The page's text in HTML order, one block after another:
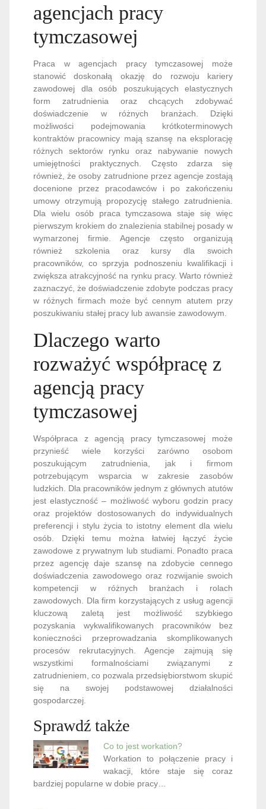
agencjach pracy
tymczasowej
Praca w agencjach pracy tymczasowej może
stanowić doskonałą okazję do rozwoju kariery
zawodowej dla osób poszukujących elastycznych
form zatrudnienia oraz chcących zdobywać
doświadczenie w różnych branżach. Dzięki
możliwości podejmowania krótkoterminowych
kontraktów pracownicy mają szansę na eksplorację
różnych sektorów rynku oraz nabywanie nowych
umiejętności praktycznych. Często zdarza się
również, że osoby zatrudnione przez agencje zostają
docenione przez pracodawców i po zakończeniu
umowy otrzymują propozycję stałego zatrudnienia.
Dla wielu osób praca tymczasowa staje się więc
pierwszym krokiem do znalezienia stabilnej posady w
wymarzonej firmie. Agencje często organizują
również szkolenia oraz kursy dla swoich
pracowników, co sprzyja podnoszeniu kwalifikacji i
zwiększa atrakcyjność na rynku pracy. Warto również
zaznaczyć, że doświadczenie zdobyte podczas pracy
w różnych firmach może być cennym atutem przy
poszukiwaniu stałej pracy lub awansie zawodowym.
Dlaczego warto
rozważyć współpracę z
agencją pracy
tymczasowej
Współpraca z agencją pracy tymczasowej może
przynieść wiele korzyści zarówno osobom
poszukującym zatrudnienia, jak i firmom
potrzebującym wsparcia w zakresie zasobów
ludzkich. Dla pracowników jednym z głównych atutów
jest elastyczność – możliwość wyboru godzin pracy
oraz projektów dostosowanych do indywidualnych
preferencji i stylu życia to istotny element dla wielu
osób. Dzięki temu można łatwiej łączyć życie
zawodowe z prywatnym lub studiami. Ponadto praca
przez agencję daje szansę na zdobycie cennego
doświadczenia zawodowego oraz rozwijanie swoich
kompetencji w różnych branżach i rolach
zawodowych. Dla firm korzystających z usług agencji
kluczową zaletą jest możliwość szybkiego
pozyskania wykwalifikowanych pracowników bez
konieczności przeprowadzania skomplikowanych
procesów rekrutacyjnych. Agencje zajmują się
wszystkimi formalnościami związanymi z
zatrudnieniem, co pozwala przedsiębiorstwom skupić
się na swojej podstawowej działalności
gospodarczej.
Sprawdź także
Co to jest workation?
Workation to połączenie pracy i
wakacji, które staje się coraz
bardziej popularne w dobie pracy…